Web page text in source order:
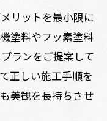
リットを最小限に
塗料やフッ素塗料
ランをご提案して
正しい施工手順を
美観を長持ちさせ